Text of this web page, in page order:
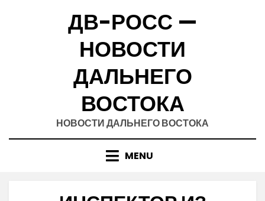
ДВ-РОСС —
НОВОСТИ
ДАЛЬНЕГО
ВОСТОКА
НОВОСТИ ДАЛЬНЕГО ВОСТОКА
MENU